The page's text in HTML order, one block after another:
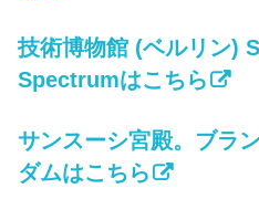
技術博物館 (ベルリン)
Spectrumはこちら
サンスーシ宮殿。ブラ
ダムはこちら